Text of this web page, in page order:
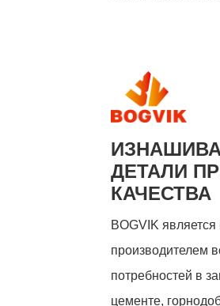
ДЕТАЛИ
КАЧЕСТВА
BOGVIK
производителем
потребностей в
цементе,